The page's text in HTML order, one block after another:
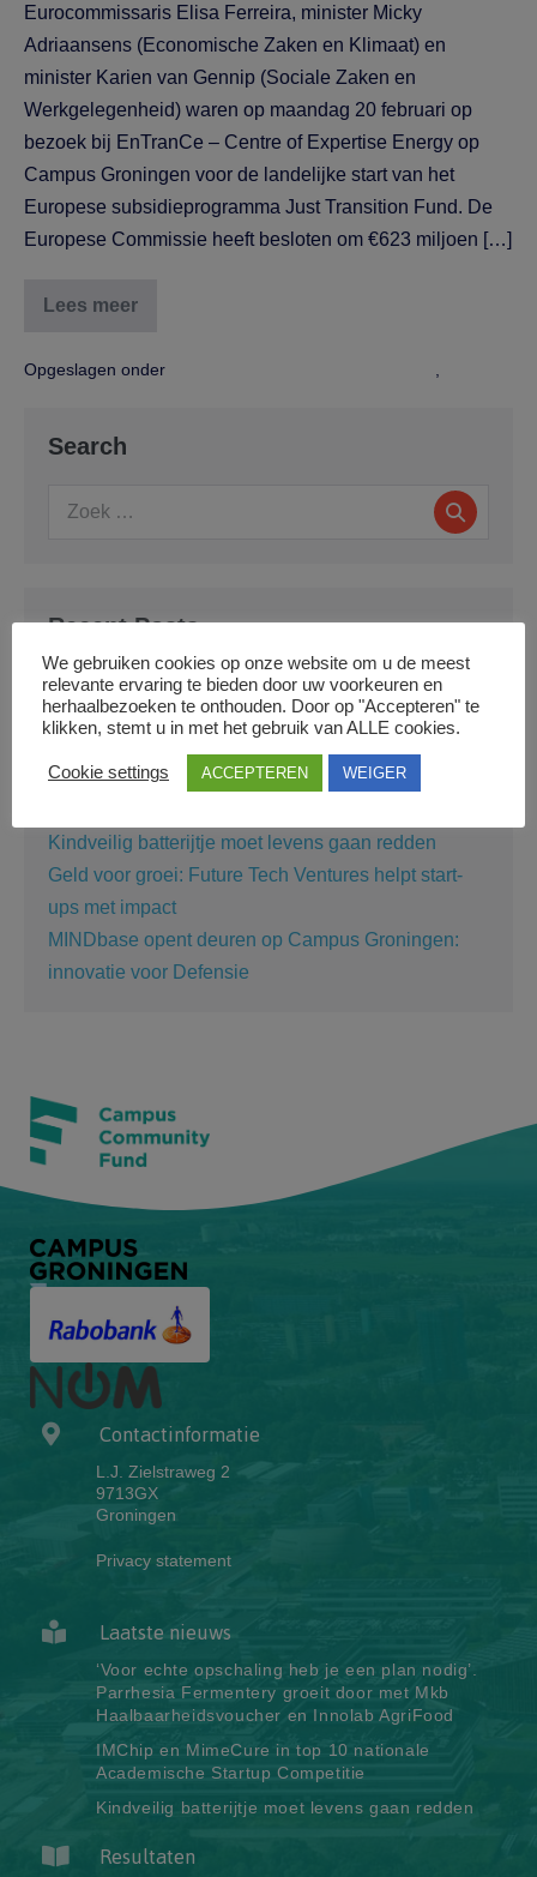
Eurocommissaris Elisa Ferreira, minister Micky
Adriaansens (Economische Zaken en Klimaat) en
minister Karien van Gennip (Sociale Zaken en
Werkgelegenheid) waren op maandag 20 februari op
bezoek bij EnTranCe – Centre of Expertise Energy op
Campus Groningen voor de landelijke start van het
Europese subsidieprogramma Just Transition Fund. De
Europese Commissie heeft besloten om €623 miljoen […]
Lees meer
Opgeslagen onder
Search
Recent Posts
‘Voor echte opschaling heb je een plan nodig’.
Parrhesia Fermentery groeit door met Mkb
IMChip en MimeCure in top 10 nationale
Kindveilig batterijtje moet levens gaan redden
Geld voor groei: Future Tech Ventures helpt start-
ups met impact
MINDbase opent deuren op Campus Groningen:
innovatie voor Defensie
Contactinformatie
L.J. Zielstraweg 2
9713GX
Groningen
Privacy statement
Laatste nieuws
‘Voor echte opschaling heb je een plan nodig’.
Parrhesia Fermentery groeit door met Mkb
Haalbaarheidsvoucher en Innolab AgriFood
IMChip en MimeCure in top 10 nationale
Academische Startup Competitie
Kindveilig batterijtje moet levens gaan redden
Resultaten
We gebruiken cookies op onze website om u de meest
relevante ervaring te bieden door uw voorkeuren en
herhaalbezoeken te onthouden. Door op "Accepteren" te
klikken, stemt u in met het gebruik van ALLE cookies.
Cookie settings ACCEPTEREN WEIGER